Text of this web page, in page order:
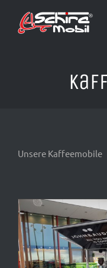
Inhalt
springen
Unsere Kaffeemobile